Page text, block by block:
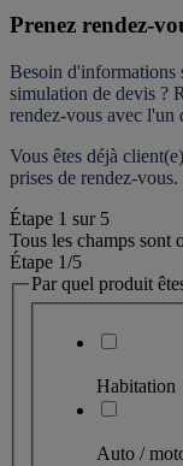
Prenez rendez-
Besoin d'informations
simulation de devis ?
rendez-vous avec l'un
Vous êtes déjà
prises de rendez-vous.
Étape 1 sur 5
Tous les champs sont
Étape 1/5
Par quel produit
Habitation
Auto /